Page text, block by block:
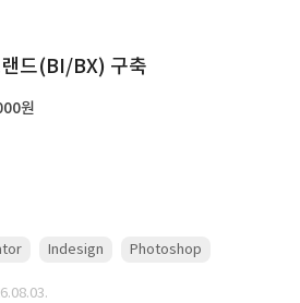
드(BI/BX) 구축
원
Indesign Photoshop